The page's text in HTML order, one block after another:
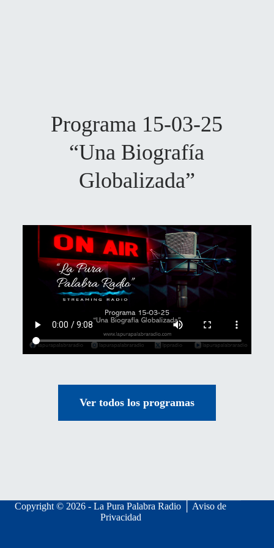
Programa 15-03-25
“Una Biografía
Globalizada”
Ver todos los programas
Copyright © 2026 - La Pura Palabra Radio │ Aviso de
Privacidad